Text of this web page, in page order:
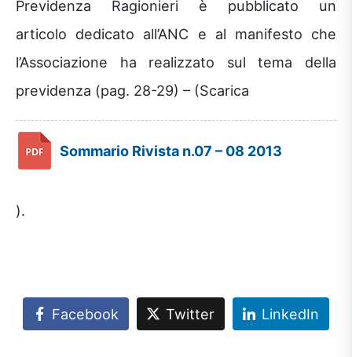
Previdenza Ragionieri è pubblicato un
articolo dedicato all’ANC e al manifesto che
l’Associazione ha realizzato sul tema della
previdenza (pag. 28-29) – (Scarica
Sommario Rivista n.07 – 08 2013
).
Facebook Twitter LinkedIn